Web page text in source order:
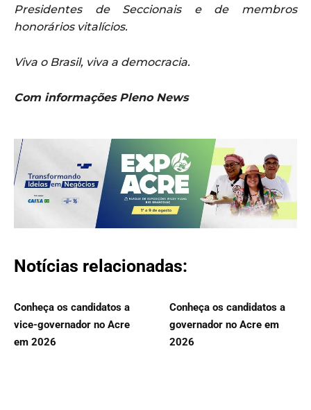
Presidentes de Seccionais e de membros
honorários vitalícios.
Viva o Brasil, viva a democracia.
Com informações Pleno News
Notícias relacionadas:
Conheça os candidatos a
vice-governador no Acre
em 2026
Conheça os candidatos a
governador no Acre em
2026